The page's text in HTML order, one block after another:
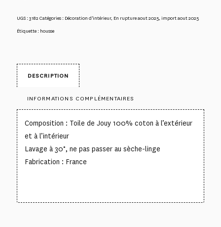
UGS :3182Catégories : Décoration d'intérieur, En rupture aout 2025, import aout 2025
Étiquette : housse
DESCRIPTION
INFORMATIONS COMPLÉMENTAIRES
Composition : Toile de Jouy 100% coton à l’extérieur
et à l’intérieur
Lavage à 30°, ne pas passer au sèche-linge
Fabrication : France